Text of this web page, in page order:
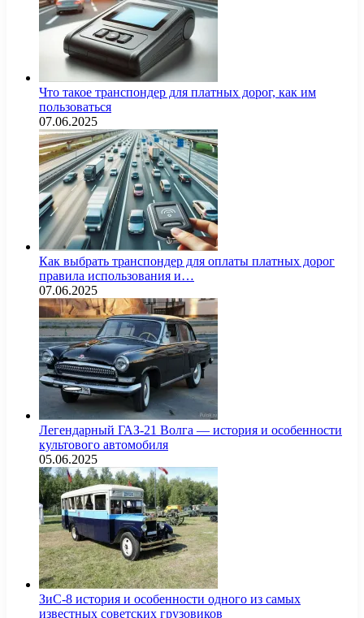
Что такое транспондер для платных дорог, как им
пользоваться
07.06.2025
Как выбрать транспондер для оплаты платных дорог
правила использования и…
07.06.2025
Легендарный ГАЗ-21 Волга — история и особенности
культового автомобиля
05.06.2025
ЗиС-8 история и особенности одного из самых
известных советских грузовиков